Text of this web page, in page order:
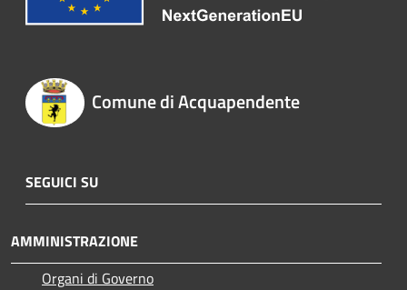
Comune di Acquapendente
SEGUICI SU
AMMINISTRAZIONE
Organi di Governo